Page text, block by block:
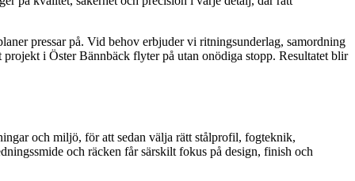
pressar på. Vid behov erbjuder vi ritningsunderlag, samordning
i Öster Bännbäck flyter på utan onödiga stopp. Resultatet blir
och miljö, för att sedan välja rätt stålprofil, fogteknik,
och räcken får särskilt fokus på design, finish och